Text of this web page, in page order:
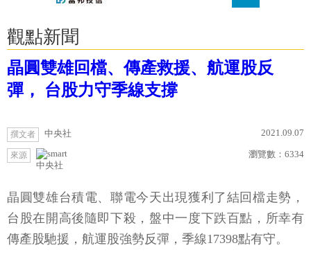
觀點新聞
晶圓雙雄回檔、傳產救援、航運股反
彈， 台股力守季線支撐
撰文者 中央社 2021.09.07
來源
中央社
瀏覽數： 6334
晶圓雙雄台積電、聯電今天出現獲利了結回檔走勢，
台股在開高後隨即下殺，盤中一度下跌百點，所幸有
傳產股馳援，航運股強勢反彈，季線17398點有守。